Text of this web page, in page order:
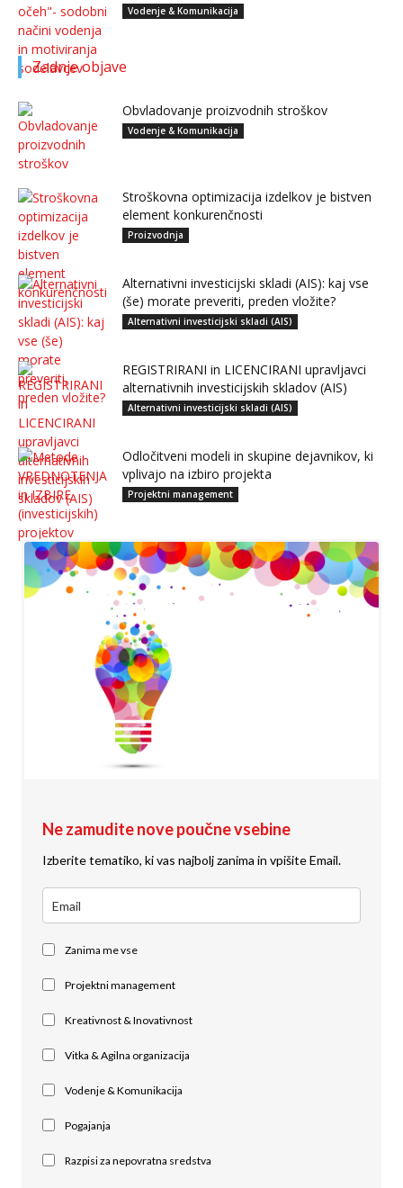
Vodenje & Komunikacija
Zadnje objave
Obvladovanje proizvodnih stroškov
Vodenje & Komunikacija
Stroškovna optimizacija izdelkov je bistven
element konkurenčnosti
Proizvodnja
Alternativni investicijski skladi (AIS): kaj vse
(še) morate preveriti, preden vložite?
Alternativni investicijski skladi (AIS)
REGISTRIRANI in LICENCIRANI upravljavci
alternativnih investicijskih skladov (AIS)
Alternativni investicijski skladi (AIS)
Odločitveni modeli in skupine dejavnikov, ki
vplivajo na izbiro projekta
Projektni management
Ne zamudite nove poučne vsebine
Izberite tematiko, ki vas najbolj zanima in vpišite Email.
Zanima me vse
Projektni management
Kreativnost & Inovativnost
Vitka & Agilna organizacija
Vodenje & Komunikacija
Pogajanja
Razpisi za nepovratna sredstva